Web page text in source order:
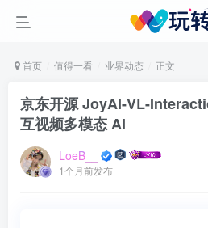
首页 值得一看 业界动态 正文
京东开源 JoyAI-VL-
互视频多模态 AI
LoeB__
1个月前发布